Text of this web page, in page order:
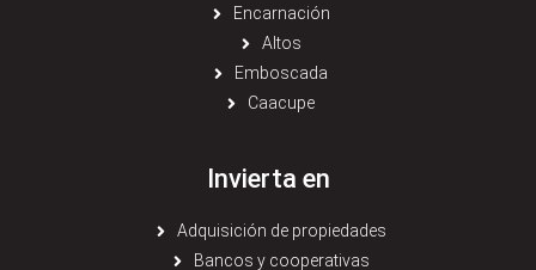
Encarnación
Altos
Emboscada
Caacupe
Invierta en
Adquisición de propiedades
Bancos y cooperativas